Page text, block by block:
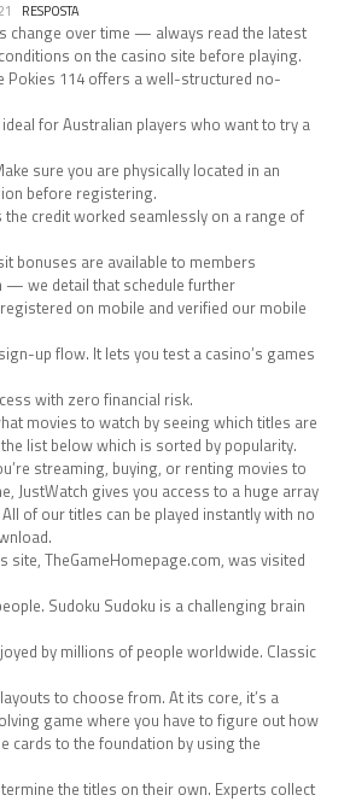
RESPOSTA
change over time — always read the latest
on the casino site before playing.
Pokies 114 offers a well-structured no-
for Australian players who want to try a
sure you are physically located in an
before registering.
the credit worked seamlessly on a range of
bonuses are available to members
— we detail that schedule further
on mobile and verified our mobile
up flow. It lets you test a casino’s games
with zero financial risk.
movies to watch by seeing which titles are
list below which is sorted by popularity.
streaming, buying, or renting movies to
JustWatch gives you access to a huge array
of our titles can be played instantly with no
site, TheGameHomepage.com, was visited
Sudoku Sudoku is a challenging brain
by millions of people worldwide. Classic
to choose from. At its core, it’s a
game where you have to figure out how
cards to the foundation by using the
the titles on their own. Experts collect